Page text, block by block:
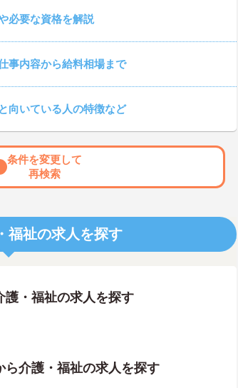
必要な資格を解説
事内容から給料相場まで
向いている人の特徴など
条件を変更して
再検索
福祉の求人を探す
護・福祉の求人を探す
ら介護・福祉の求人を探す